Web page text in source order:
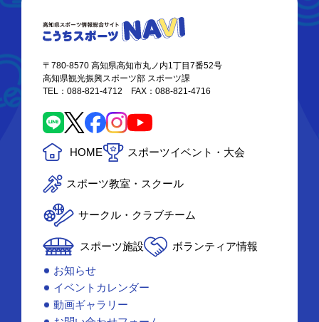
〒780-8570 高知県高知市丸ノ内1丁目7番52号
高知県観光振興スポーツ部 スポーツ課
TEL：088-821-4712 FAX：088-821-4716
HOME スポーツイベント・大会
スポーツ教室・スクール
サークル・クラブチーム
スポーツ施設
ボランティア情報
お知らせ
イベントカレンダー
動画ギャラリー